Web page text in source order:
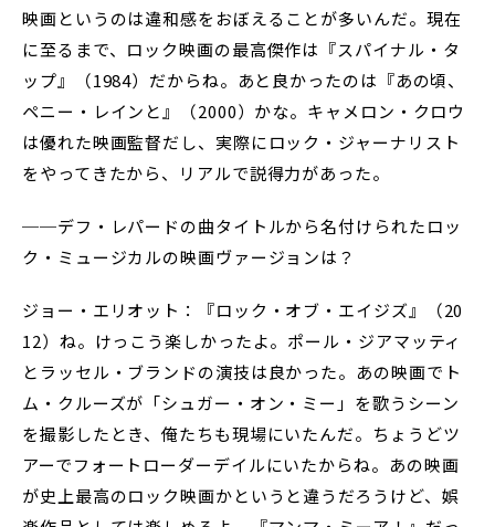
映画というのは違和感をおぼえることが多いんだ。現在
に至るまで、ロック映画の最高傑作は『スパイナル・タ
ップ』（1984）だからね。あと良かったのは『あの頃、
ペニー・レインと』（2000）かな。キャメロン・クロウ
は優れた映画監督だし、実際にロック・ジャーナリスト
をやってきたから、リアルで説得力があった。
──デフ・レパードの曲タイトルから名付けられたロッ
ク・ミュージカルの映画ヴァージョンは？
ジョー・エリオット：『ロック・オブ・エイジズ』（20
12）ね。けっこう楽しかったよ。ポール・ジアマッティ
とラッセル・ブランドの演技は良かった。あの映画でト
ム・クルーズが「シュガー・オン・ミー」を歌うシーン
を撮影したとき、俺たちも現場にいたんだ。ちょうどツ
アーでフォートローダーデイルにいたからね。あの映画
が史上最高のロック映画かというと違うだろうけど、娯